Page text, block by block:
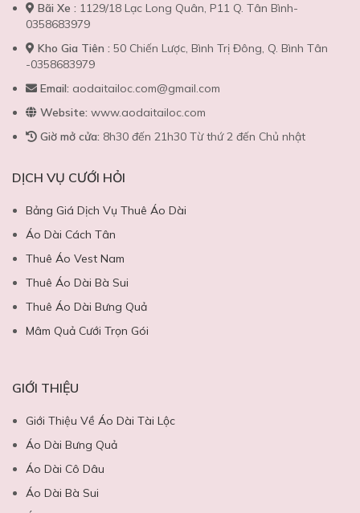
Bãi Xe : 1129/18 Lạc Long Quân, P11 Q. Tân Bình-
0358683979
Kho Gia Tiên : 50 Chiến Lược, Bình Trị Đông, Q. Bình Tân
-0358683979
Email: aodaitailoc.com@gmail.com
Website: www.aodaitailoc.com
Giờ mở cửa: 8h30 đến 21h30 Từ thứ 2 đến Chủ nhật
DỊCH VỤ CƯỚI HỎI
Bảng Giá Dịch Vụ Thuê Áo Dài
Áo Dài Cách Tân
Thuê Áo Vest Nam
Thuê Áo Dài Bà Sui
Thuê Áo Dài Bưng Quả
Mâm Quả Cưới Trọn Gói
GIỚI THIỆU
Giới Thiệu Về Áo Dài Tài Lộc
Áo Dài Bưng Quả
Áo Dài Cô Dâu
Áo Dài Bà Sui